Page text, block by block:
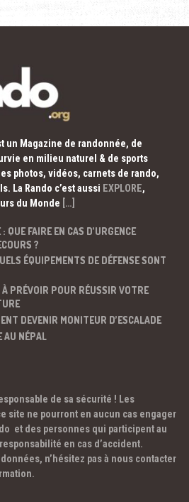
un Magazine de randonnée, de
en milieu naturel & de sports
photos, vidéos, carnets de rando,
La Rando c’est aussi EXPLORE,
du Monde […]
QUE FAIRE EN CAS D’URGENCE
?
ÉQUIPEMENTS DE DÉFENSE SONT
PRÉVOIR POUR RÉUSSIR VOTRE
DEVENIR MONITEUR D’ESCALADE
AU NÉPAL
de sa sécurité ! Les
site ne pourront en aucun cas engager
et des personnes qui participent au
en cas d’accident.
n’hésitez pas à nous contacter